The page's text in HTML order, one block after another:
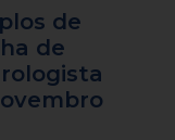
de
de